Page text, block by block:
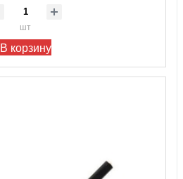
шт
В корзину